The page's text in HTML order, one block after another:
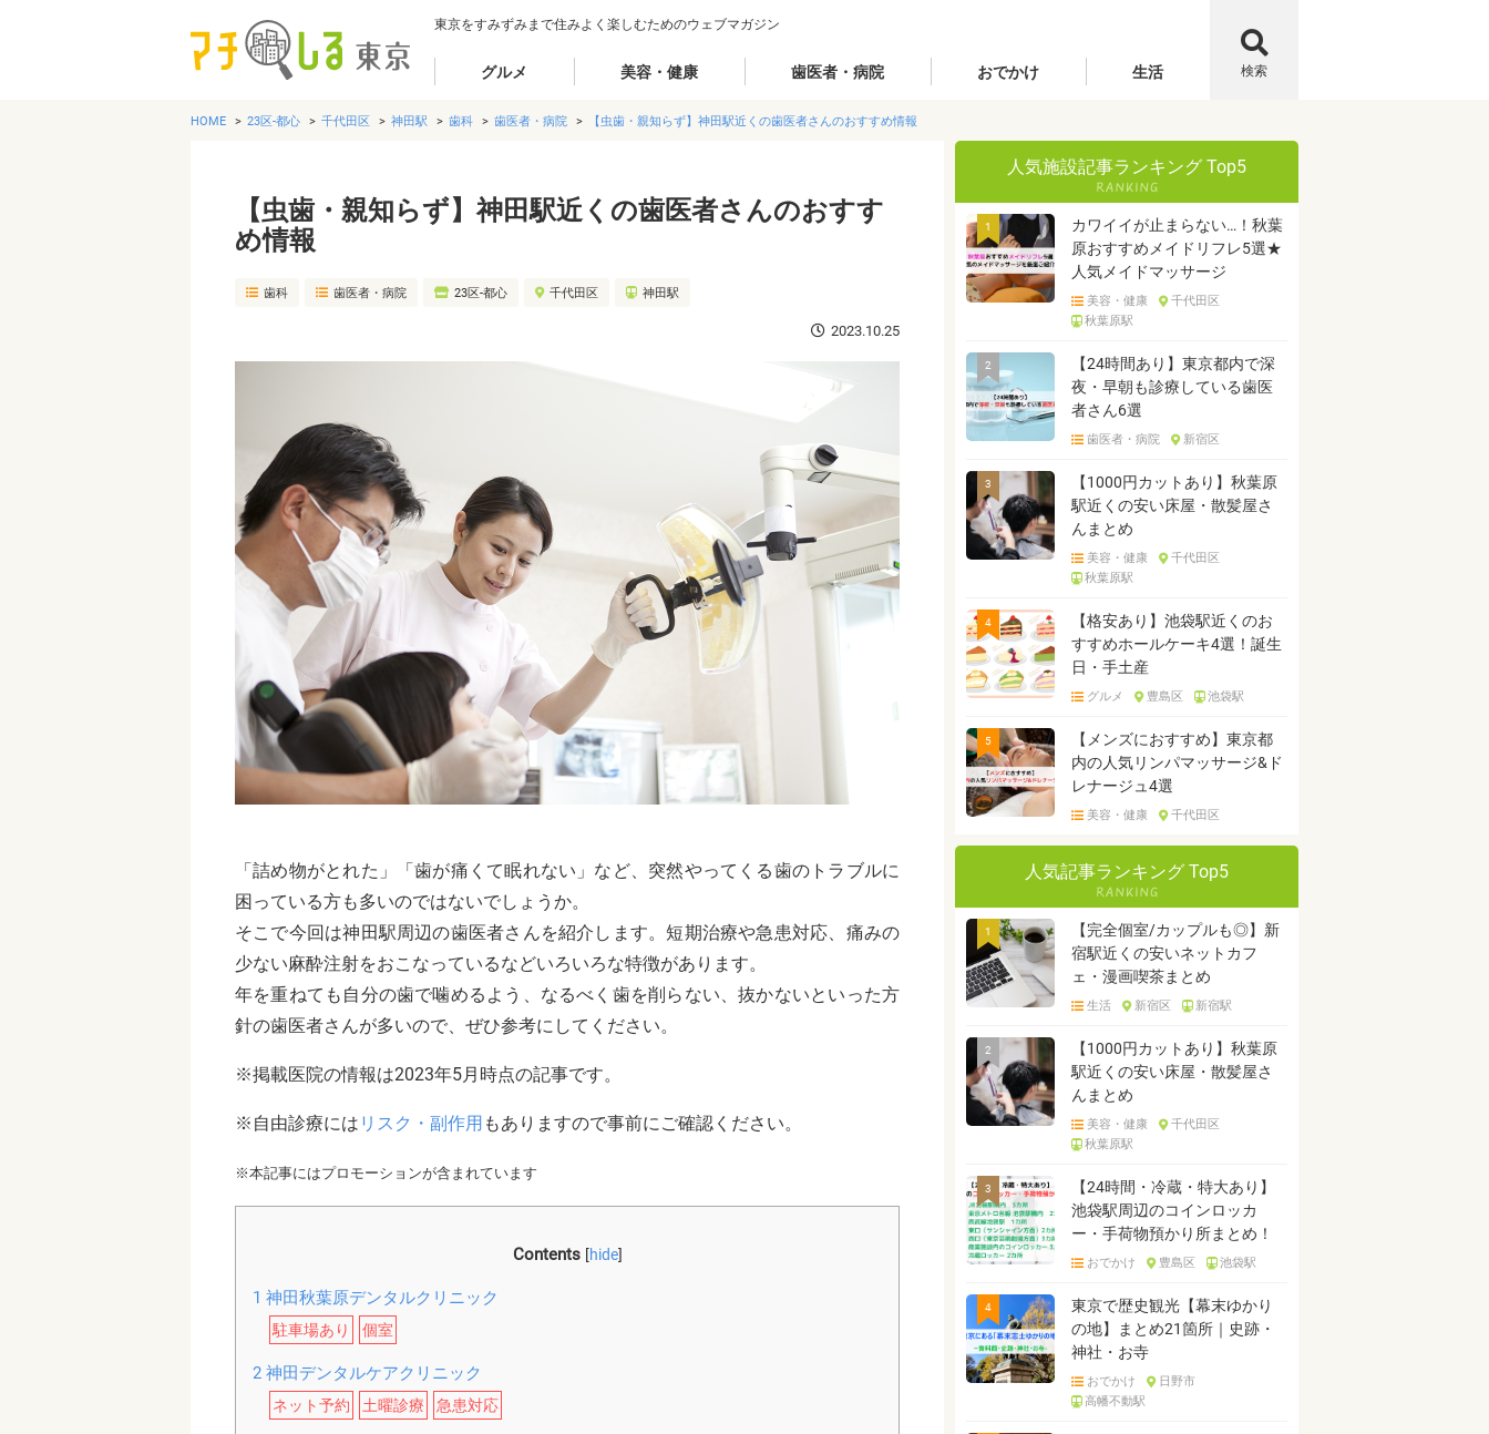
東京をすみずみまで住みよく楽しむためのウェブマガジン
グルメ 美容・健康 歯医者・病院 おでかけ 生活 検索
HOME 23区-都心 千代田区 神田駅 歯科 歯医者・病院 【虫歯・親知らず】神田駅近くの歯医者さんのおすすめ情報
【虫歯・親知らず】神田駅近くの歯医者さんのおすす
め情報
歯科 歯医者・病院 23区-都心 千代田区 神田駅
2023.10.25
「詰め物がとれた」「歯が痛くて眠れない」など、突然やってくる歯のトラブルに
困っている方も多いのではないでしょうか。
そこで今回は神田駅周辺の歯医者さんを紹介します。短期治療や急患対応、痛みの
少ない麻酔注射をおこなっているなどいろいろな特徴があります。
年を重ねても自分の歯で噛めるよう、なるべく歯を削らない、抜かないといった方
針の歯医者さんが多いので、ぜひ参考にしてください。
※掲載医院の情報は2023年5月時点の記事です。
※自由診療には リスク・副作用 もありますので事前にご確認ください。
※本記事にはプロモーションが含まれています
Contents [hide]
1 神田秋葉原デンタルクリニック
駐車場あり 個室
2神田デンタルケアクリニック
ネット予約 土曜診療 急患対応
人気施設記事ランキング Top5
1
カワイイが止まらない…！秋葉
原おすすめメイドリフレ5選★
人気メイドマッサージ
美容・健康
千代田区
秋葉原駅
2
【24時間あり】東京都内で深
夜・早朝も診療している歯医
者さん6選
歯医者・病院 新宿区
3
【1000円カットあり】秋葉原
駅近くの安い床屋・散髪屋さ
んまとめ
美容・健康
千代田区
秋葉原駅
4
【格安あり】池袋駅近くのお
すすめホールケーキ4選！誕生
日・手土産
グルメ 豊島区 池袋駅
5
【メンズにおすすめ】東京都
内の人気リンパマッサージ&ド
レナージュ4選
美容・健康 千代田区
人気記事ランキング Top5
1
【完全個室/カップルも◎】新
宿駅近くの安いネットカフ
ェ・漫画喫茶まとめ
生活 新宿区 新宿駅
2
【1000円カットあり】秋葉原
駅近くの安い床屋・散髪屋さ
んまとめ
美容・健康
千代田区
秋葉原駅
3
【24時間・冷蔵・特大あり】
池袋駅周辺のコインロッカ
ー・手荷物預かり所まとめ！
おでかけ 豊島区 池袋駅
4
東京で歴史観光【幕末ゆかり
の地】まとめ21箇所｜史跡・
神社・お寺
おでかけ
日野市
高幡不動駅